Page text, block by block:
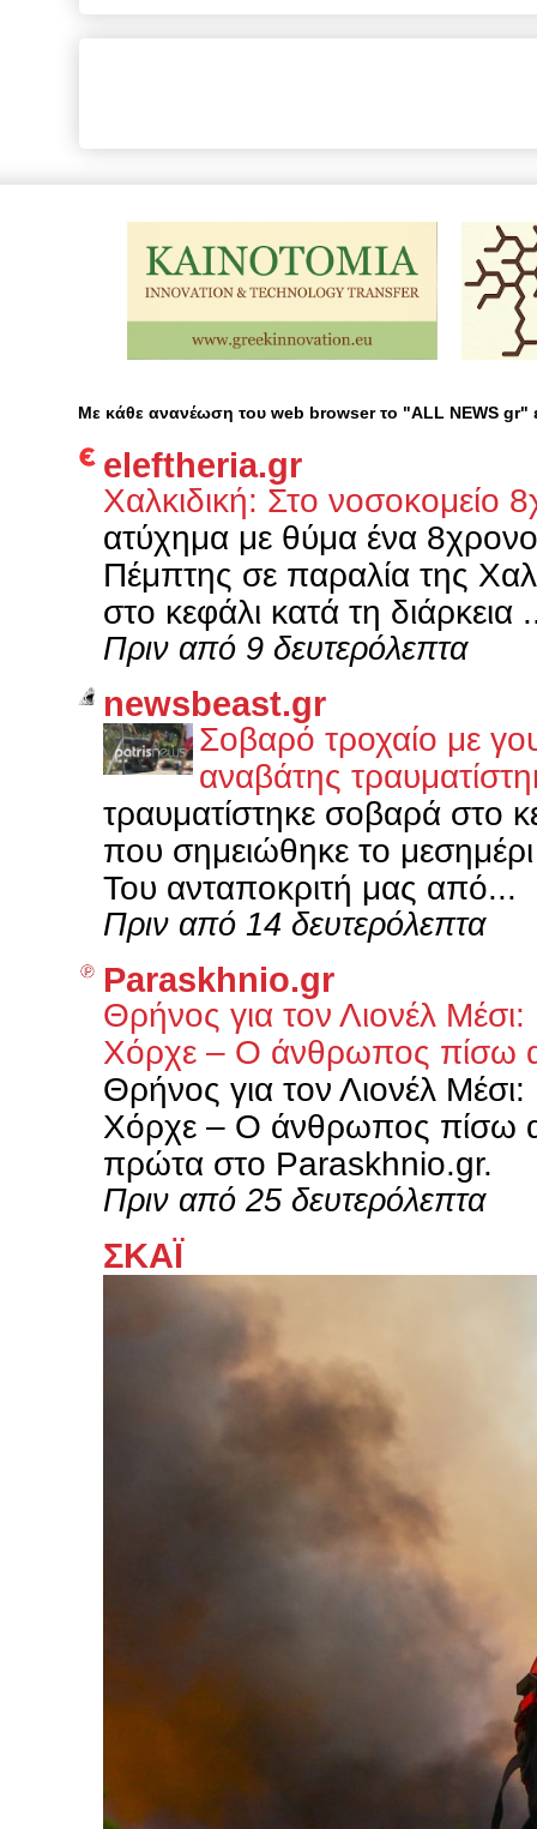
Με κάθε ανανέωση του web browser το "ALL NEWS gr"
eleftheria.gr
Χαλκιδική: Στο νοσοκομείο
ατύχημα με θύμα ένα
Πέμπτης σε παραλία της
στο κεφάλι κατά τη διάρκεια
Πριν από 9 δευτερόλεπτα
newsbeast.gr
Σοβαρό τροχαίο με
αναβάτης
τραυματίστηκε σοβαρά στο
που σημειώθηκε το
Του ανταποκριτή μας από...
Πριν από 14 δευτερόλεπτα
Paraskhnio.gr
Θρήνος για τον Λιονέλ
Χόρχε – Ο άνθρωπος πίσω
Θρήνος για τον Λιονέλ
Χόρχε – Ο άνθρωπος πίσω
πρώτα στο Paraskhnio.gr.
Πριν από 25 δευτερόλεπτα
ΣΚΑΪ